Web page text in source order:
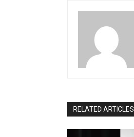
RELATED ARTICLES